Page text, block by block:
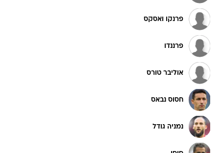
פרנקו ואסקס
פרננדו
אוליבר טורס
חסוס נבאס
נמניה גודל